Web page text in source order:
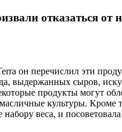
отказаться от
он перечислил эти
выдержанных сыров,
продукты могут
культуры. Кроме
веса, и